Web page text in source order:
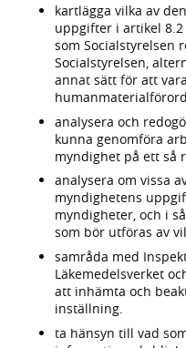
kartlägga vilka av
uppgifter i artikel
som Socialstyrelsen
Socialstyrelsen,
annat sätt för att
analysera och
kunna genomföra
myndighet på ett så
analysera om vissa
myndighetens
myndigheter, och i
som bör utföras av
samråda med
Läkemedelsverket
att inhämta och
inställning.
ta hänsyn till vad